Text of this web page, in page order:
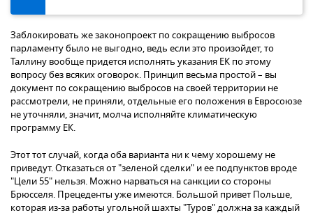
Заблокировать же законопроект по сокращению выбросов
парламенту было не выгодно, ведь если это произойдет, то
Таллину вообще придется исполнять указания ЕК по этому
вопросу без всяких оговорок. Принцип весьма простой – вы
документ по сокращению выбросов на своей территории не
рассмотрели, не приняли, отдельные его положения в Евросоюзе
не уточняли, значит, молча исполняйте климатическую
программу ЕК.
Этот тот случай, когда оба варианта ни к чему хорошему не
приведут. Отказаться от "зеленой сделки" и ее подпунктов вроде
"Цели 55" нельзя. Можно нарваться на санкции со стороны
Брюсселя. Прецеденты уже имеются. Большой привет Польше,
которая из-за работы угольной шахты "Туров" должна за каждый